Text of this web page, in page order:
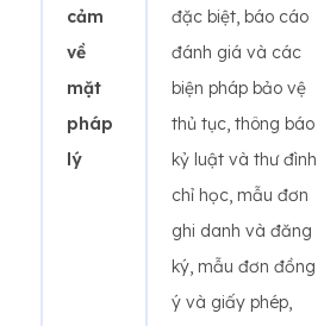
cảm
về
mặt
pháp
lý
đặc biệt, báo cáo
đánh giá và các
biện pháp bảo vệ
thủ tục, thông báo
kỷ luật và thư đình
chỉ học, mẫu đơn
ghi danh và đăng
ký, mẫu đơn đồng
ý và giấy phép,